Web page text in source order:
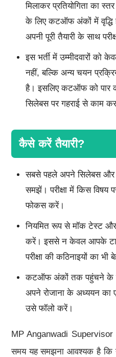
मिलाकर प्रतियोगिता का
के लिए कटऑफ अंकों में वृद्धि
अपनी पूरी तैयारी के साथ
इस भर्ती में उम्मीदवारों को
नहीं, बल्कि अन्य चयन
है। इसलिए कटऑफ को पार
सिलेबस पर गहराई से काम
कैसे करें तैयारी?
सबसे पहले अपने सिलेबस और
समझें। परीक्षा में किस विषय
फोकस करें।
नियमित रूप से मॉक टेस्ट और
करें। इससे न केवल आपके
परीक्षा की कठिनाइयों का
कटऑफ अंकों तक पहुंचने के
अपने रोजाना के अध्ययन का
उसे फॉलो करें।
MP Anganwadi
समय यह समझना आवश्यक है कि